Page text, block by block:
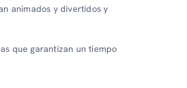
animados y divertidos y
que garantizan un tiempo